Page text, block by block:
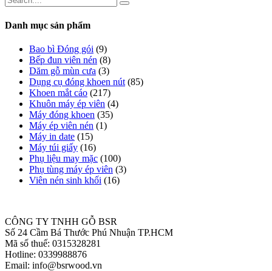
Danh mục sản phẩm
Bao bì Đóng gói (9)
Bếp đun viên nén (8)
Dăm gỗ mùn cưa (3)
Dụng cụ đóng khoen nút (85)
Khoen mắt cáo (217)
Khuôn máy ép viên (4)
Máy đóng khoen (35)
Máy ép viên nén (1)
Máy in date (15)
Máy túi giấy (16)
Phụ liệu may mặc (100)
Phụ tùng máy ép viên (3)
Viên nén sinh khối (16)
CÔNG TY TNHH GỖ BSR
Số 24 Cầm Bá Thước Phú Nhuận TP.HCM
Mã số thuế: 0315328281
Hotline: 0339988876
Email: info@bsrwood.vn